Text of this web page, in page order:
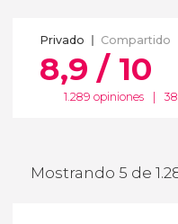
Privado Compartido
8,9 / 10
1.289 opiniones
Mostrando 5 de